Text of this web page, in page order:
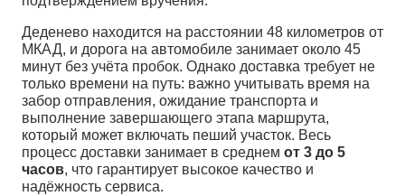
Деденево находится на расстоянии 48 километров от
МКАД, и дорога на автомобиле занимает около 45
минут без учёта пробок. Однако доставка требует не
только времени на путь: важно учитывать время на
забор отправления, ожидание транспорта и
выполнение завершающего этапа маршрута,
который может включать пеший участок. Весь
процесс доставки занимает в среднем от 3 до 5
часов, что гарантирует высокое качество и
надёжность сервиса.